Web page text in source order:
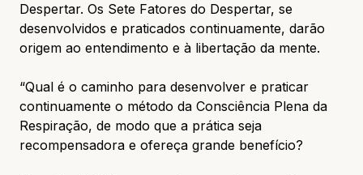
Despertar. Os Sete Fatores do Despertar, se
desenvolvidos e praticados continuamente, darão
origem ao entendimento e à libertação da mente.
“Qual é o caminho para desenvolver e praticar
continuamente o método da Consciência Plena da
Respiração, de modo que a prática seja
recompensadora e ofereça grande benefício?